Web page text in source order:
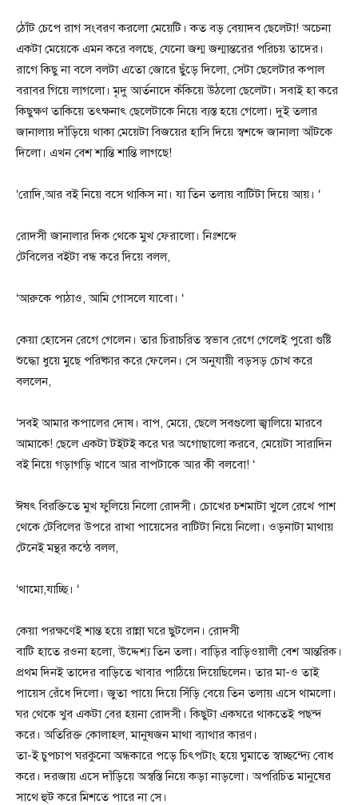
ঠোঁট চেপে রাগ সংবরণ করলো মেয়েটি। কত বড় বেয়াদব ছেলেটা! অচেনা
একটা মেয়েকে এমন করে বলছে, যেনো জন্ম জন্মান্তরের পরিচয় তাদের।
রাগে কিছু না বলে বলটা এতো জোরে ছুঁড়ে দিলো, সেটা ছেলেটার কপাল
বরাবর গিয়ে লাগলো। মৃদু আর্তনাদে কঁকিয়ে উঠলো ছেলেটা। সবাই হা করে
কিছুক্ষণ তাকিয়ে তৎক্ষনাৎ ছেলেটাকে নিয়ে ব্যস্ত হয়ে গেলো। দুই তলার
জানালায় দাঁড়িয়ে থাকা মেয়েটা বিজয়ের হাসি দিয়ে স্বশব্দে জানালা আঁটকে
দিলো। এখন বেশ শান্তি শান্তি লাগছে!
‘রোদি,আর বই নিয়ে বসে থাকিস না। যা তিন তলায় বাটিটা দিয়ে আয়। ‘
রোদসী জানালার দিক থেকে মুখ ফেরালো। নিঃশব্দে
টেবিলের বইটা বন্ধ করে দিয়ে বলল,
‘আরুকে পাঠাও, আমি গোসলে যাবো। ‘
কেয়া হোসেন রেগে গেলেন। তার চিরাচরিত স্বভাব রেগে গেলেই পুরো গুষ্টি
শুদ্ধো ধুয়ে মুছে পরিষ্কার করে ফেলেন। সে অনুযায়ী বড়সড় চোখ করে
বললেন,
‘সবই আমার কপালের দোষ। বাপ, মেয়ে, ছেলে সবগুলো জ্বালিয়ে মারবে
আমাকে! ছেলে একটা টইটই করে ঘর অগোছালো করবে, মেয়েটা সারাদিন
বই নিয়ে গড়াগড়ি খাবে আর বাপটাকে আর কী বলবো! ‘
ঈষৎ বিরক্তিতে মুখ ফুলিয়ে নিলো রোদসী। চোখের চশমাটা খুলে রেখে পাশ
থেকে টেবিলের উপরে রাখা পায়েসের বাটিটা নিয়ে নিলো। ওড়নাটা মাথায়
টেনেই মন্থর কন্ঠে বলল,
‘থামো,যাচ্ছি। ‘
কেয়া পরক্ষণেই শান্ত হয়ে রান্না ঘরে ছুটলেন। রোদসী
বাটি হাতে রওনা হলো, উদ্দেশ্য তিন তলা। বাড়ির বাড়িওয়ালী বেশ আন্তরিক।
প্রথম দিনই তাদের বাড়িতে খাবার পাঠিয়ে দিয়েছিলেন। তার মা-ও তাই
পায়েস রেঁধে দিলো। জুতা পায়ে দিয়ে সিঁড়ি বেয়ে তিন তলায় এসে থামলো।
ঘর থেকে খুব একটা বের হয়না রোদসী। কিছুটা একঘরে থাকতেই পছন্দ
করে। অতিরিক্ত কোলাহল, মানুষজন মাথা ব্যাথার কারণ।
তা-ই চুপচাপ ঘরকুনো অন্ধকারে পড়ে চিৎপটাং হয়ে ঘুমাতে স্বাচ্ছন্দ্যে বোধ
করে। দরজায় এসে দাঁড়িয়ে অস্বস্তি নিয়ে কড়া নাড়লো। অপরিচিত মানুষের
সাথে হুট করে মিশতে পারে না সে।